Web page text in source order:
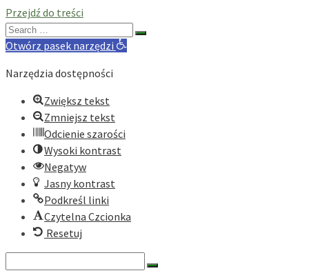
Przejdź do treści
Search
for:
Otwórz pasek narzędzi
Narzędzia dostępności
Zwiększ tekst
Zmniejsz tekst
Odcienie szarości
Wysoki kontrast
Negatyw
Jasny kontrast
Podkreśl linki
Czytelna Czcionka
Resetuj